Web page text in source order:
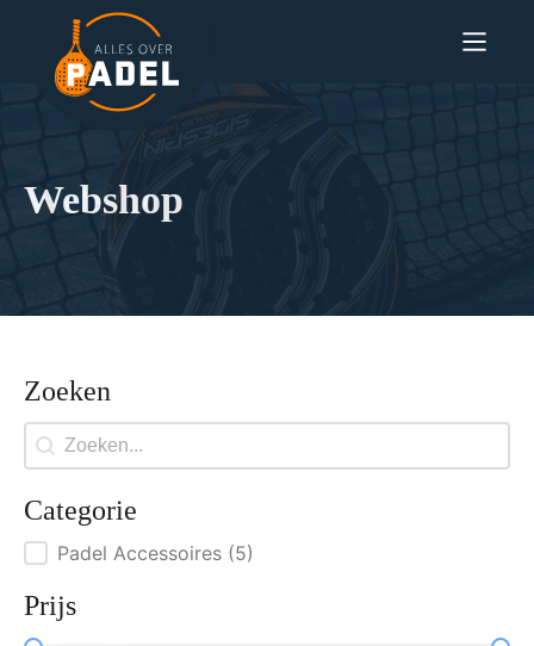
Webshop
Zoeken
Search
Categorie
Padel Accessoires (5)
Prijs